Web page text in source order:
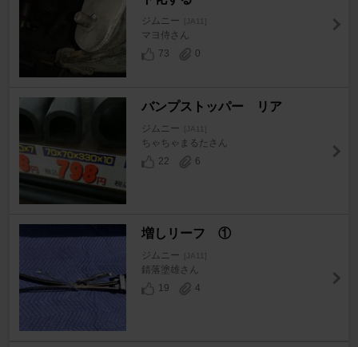
ジムニー [JA11]
マヨ侍さん
73
0
バンプストッパー リア
ジムニー [JA11]
ちゃちゃまるたさん
22
6
増しリーフ ①
ジムニー [JA11]
錆落塗雄さん
19
4